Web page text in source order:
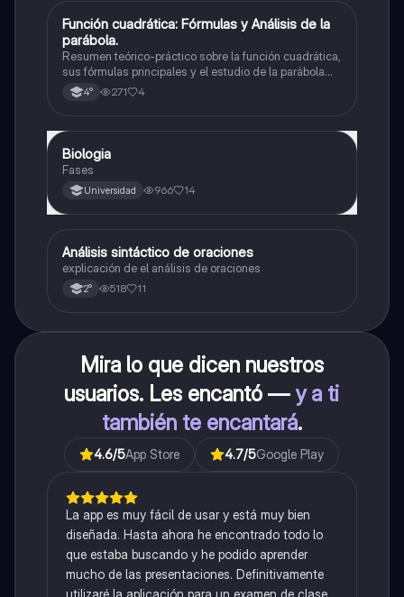
Matemáticas
Función cuadrática: Fórmulas y Análisis de la
parábola.
Resumen teórico-práctico sobre la función cuadrática,
sus fórmulas principales y el estudio de la parábola
como representación gráfica.Incluye desarrollo de la
forma general, cálculo de raíces, vértice y elementos
4° 271 4
Biología
Biologia
Fases
Universidad 966 14
Lengua
Análisis sintáctico de oraciones
explicación de el análisis de oraciones
2° 518 11
Mira lo que dicen nuestros
usuarios. Les encantó —y a ti
también te encantará.
4.6/5App Store 4.7/5Google Play
La app es muy fácil de usar y está muy bien
diseñada. Hasta ahora he encontrado todo lo
que estaba buscando y he podido aprender
mucho de las presentaciones. Definitivamente